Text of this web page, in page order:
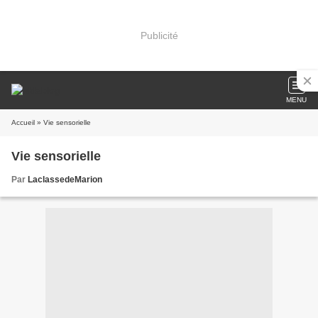
Publicité
MENU
Accueil » Vie sensorielle
Vie sensorielle
Par LaclassedeMarion